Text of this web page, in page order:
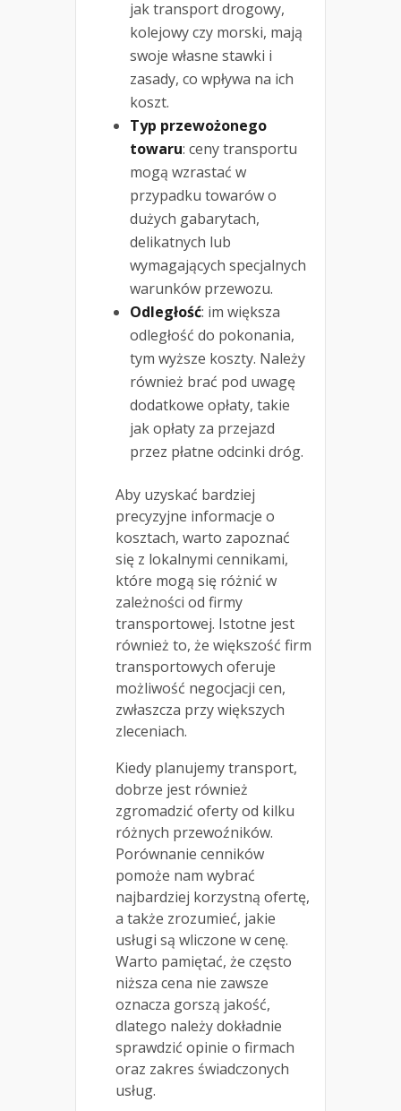
jak transport drogowy,
kolejowy czy morski, mają
swoje własne stawki i
zasady, co wpływa na ich
koszt.
Typ przewożonego
towaru: ceny transportu
mogą wzrastać w
przypadku towarów o
dużych gabarytach,
delikatnych lub
wymagających specjalnych
warunków przewozu.
Odległość: im większa
odległość do pokonania,
tym wyższe koszty. Należy
również brać pod uwagę
dodatkowe opłaty, takie
jak opłaty za przejazd
przez płatne odcinki dróg.
Aby uzyskać bardziej
precyzyjne informacje o
kosztach, warto zapoznać
się z lokalnymi cennikami,
które mogą się różnić w
zależności od firmy
transportowej. Istotne jest
również to, że większość firm
transportowych oferuje
możliwość negocjacji cen,
zwłaszcza przy większych
zleceniach.
Kiedy planujemy transport,
dobrze jest również
zgromadzić oferty od kilku
różnych przewoźników.
Porównanie cenników
pomoże nam wybrać
najbardziej korzystną ofertę,
a także zrozumieć, jakie
usługi są wliczone w cenę.
Warto pamiętać, że często
niższa cena nie zawsze
oznacza gorszą jakość,
dlatego należy dokładnie
sprawdzić opinie o firmach
oraz zakres świadczonych
usług.